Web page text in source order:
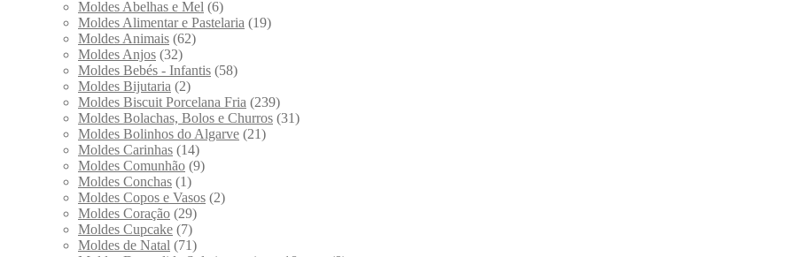
Moldes Abelhas e Mel (6)
Moldes Alimentar e Pastelaria (19)
Moldes Animais (62)
Moldes Anjos (32)
Moldes Bebés - Infantis (58)
Moldes Bijutaria (2)
Moldes Biscuit Porcelana Fria (239)
Moldes Bolachas, Bolos e Churros (31)
Moldes Bolinhos do Algarve (21)
Moldes Carinhas (14)
Moldes Comunhão (9)
Moldes Conchas (1)
Moldes Copos e Vasos (2)
Moldes Coração (29)
Moldes Cupcake (7)
Moldes de Natal (71)